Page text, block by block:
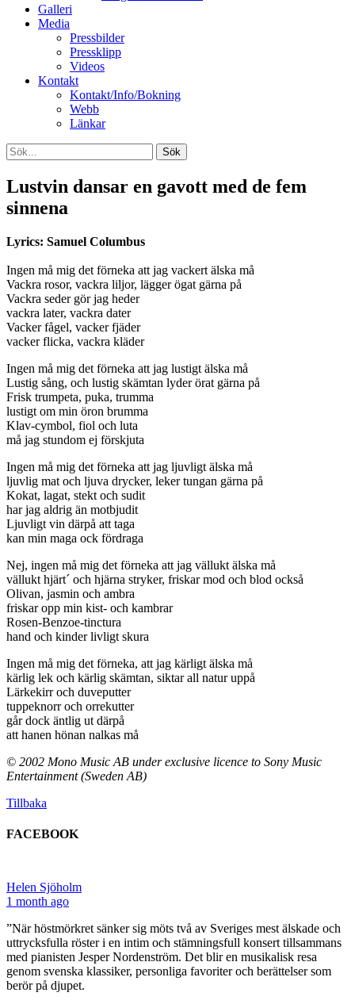
Galleri
Media
Pressbilder
Pressklipp
Videos
Kontakt
Kontakt/Info/Bokning
Webb
Länkar
Search
Sök
efter:
[label]
Lustvin dansar en gavott med de fem
sinnena
Lyrics: Samuel Columbus
Ingen må mig det förneka att jag vackert älska må
Vackra rosor, vackra liljor, lägger ögat gärna på
Vackra seder gör jag heder
vackra later, vackra dater
Vacker fågel, vacker fjäder
vacker flicka, vackra kläder
Ingen må mig det förneka att jag lustigt älska må
Lustig sång, och lustig skämtan lyder örat gärna på
Frisk trumpeta, puka, trumma
lustigt om min öron brumma
Klav-cymbol, fiol och luta
må jag stundom ej förskjuta
Ingen må mig det förneka att jag ljuvligt älska må
ljuvlig mat och ljuva drycker, leker tungan gärna på
Kokat, lagat, stekt och sudit
har jag aldrig än motbjudit
Ljuvligt vin därpå att taga
kan min maga ock fördraga
Nej, ingen må mig det förneka att jag vällukt älska må
vällukt hjärt´ och hjärna stryker, friskar mod och blod också
Olivan, jasmin och ambra
friskar opp min kist- och kambrar
Rosen-Benzoe-tinctura
hand och kinder livligt skura
Ingen må mig det förneka, att jag kärligt älska må
kärlig lek och kärlig skämtan, siktar all natur uppå
Lärkekirr och duveputter
tuppeknorr och orrekutter
går dock äntlig ut därpå
att hanen hönan nalkas må
© 2002 Mono Music AB under exclusive licence to Sony Music
Entertainment (Sweden AB)
Tillbaka
FACEBOOK
Helen Sjöholm
1 month ago
”När höstmörkret sänker sig möts två av Sveriges mest älskade och
uttrycksfulla röster i en intim och stämningsfull konsert tillsammans
med pianisten Jesper Nordenström. Det blir en musikalisk resa
genom svenska klassiker, personliga favoriter och berättelser som
berör på djupet.